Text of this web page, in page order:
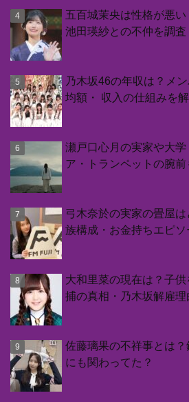
五百城茉央は性格が悪い
池田瑛紗との不仲を調査
乃木坂46の年収は？メ
均額・ 収入の仕組みを
瀬戸口心月の実家や大
ア・トランペットの腕前
弓木奈於の実家の畳屋
族構成・お金持ちエピソ
大和里菜の現在は？子
捕の真相・乃木坂解雇理
佐藤璃果の不祥事とは
にも関わってた？